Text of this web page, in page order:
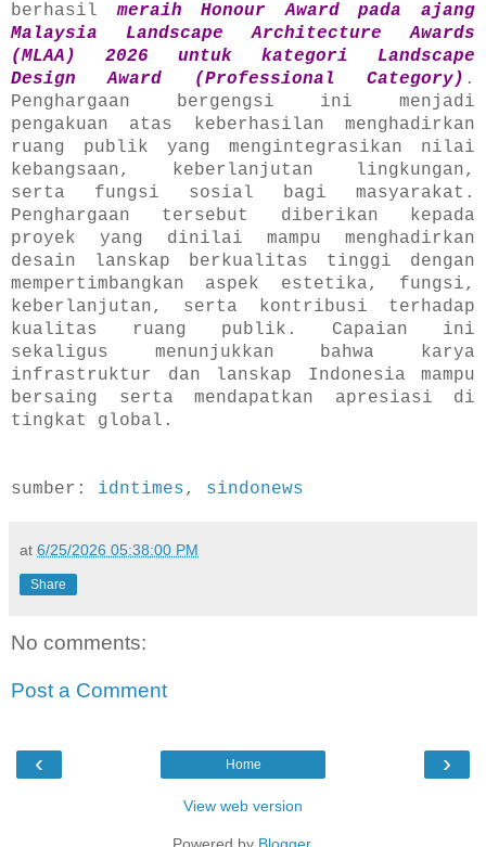
berhasilmeraih Honour Award pada ajang
Malaysia Landscape Architecture Awards
(MLAA) 2026 untuk kategori Landscape
Design Award (Professional Category) .
Penghargaan bergengsi ini menjadi
pengakuan atas keberhasilan menghadirkan
ruang publik yang mengintegrasikan nilai
kebangsaan, keberlanjutan lingkungan,
serta fungsi sosial bagi masyarakat.
Penghargaan tersebut diberikan kepada
proyek yang dinilai mampu menghadirkan
desain lanskap berkualitas tinggi dengan
mempertimbangkan aspek estetika, fungsi,
keberlanjutan, serta kontribusi terhadap
kualitas ruang publik. Capaian ini
sekaligus menunjukkan bahwa karya
infrastruktur dan lanskap Indonesia mampu
bersaing serta mendapatkan apresiasi di
tingkat global.
sumber: idntimes, sindonews
at 6/25/2026 05:38:00 PM
Share
No comments:
Post a Comment
‹ ›
Home
View web version